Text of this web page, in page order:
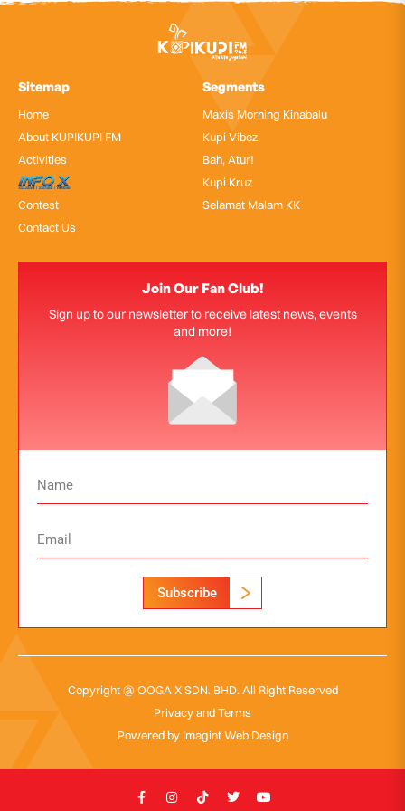
Sitemap
Home
About KUPIKUPI FM
Activities
InfoX
Contest
Contact Us
Segments
Maxis Morning Kinabalu
Kupi Vibez
Bah, Atur!
Kupi Kruz
Selamat Malam KK
Join Our Fan Club!
Sign up to our newsletter to receive latest news, events
and more!
Subscribe
Copyright @ OOGA X SDN. BHD. All Right Reserved
Privacy and Terms
Powered by Imagint Web Design